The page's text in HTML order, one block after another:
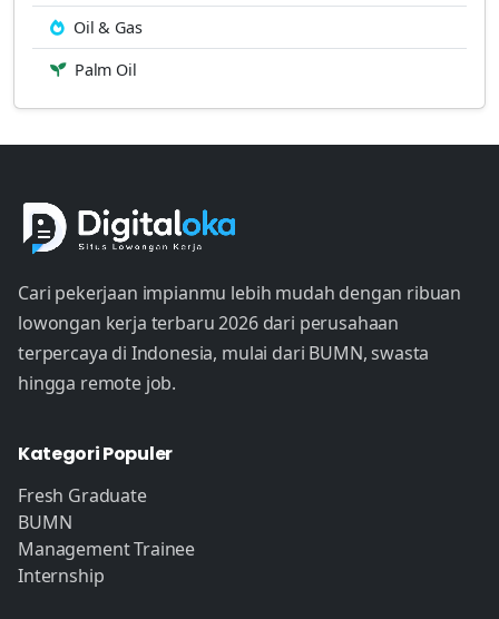
Oil & Gas
Palm Oil
Cari pekerjaan impianmu lebih mudah dengan ribuan
lowongan kerja terbaru 2026 dari perusahaan
terpercaya di Indonesia, mulai dari BUMN, swasta
hingga remote job.
Kategori Populer
Fresh Graduate
BUMN
Management Trainee
Internship